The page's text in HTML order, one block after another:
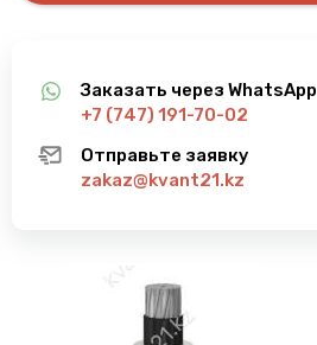
Заказать через WhatsApp
+7 (747) 191-70-02
Отправьте заявку
zakaz@kvant21.kz